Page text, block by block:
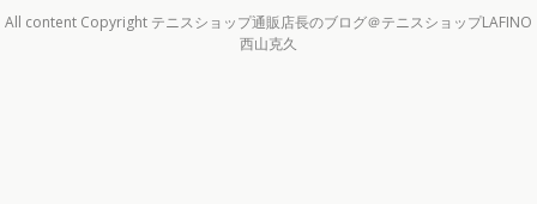
All content Copyright テニスショップ通販店長のブログ＠テニスショップLAFINO
西山克久